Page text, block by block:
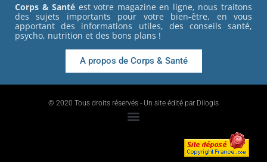
Corps & Santé est votre magazine en ligne, nous traitons
des sujets importants pour votre bien-être, en vous
apportant des informations utiles, des conseils santé,
psycho, nutrition et des bons plans !
A propos de Corps & Santé
© 2020 Tous droits réservés - Un site édité par Dilogis